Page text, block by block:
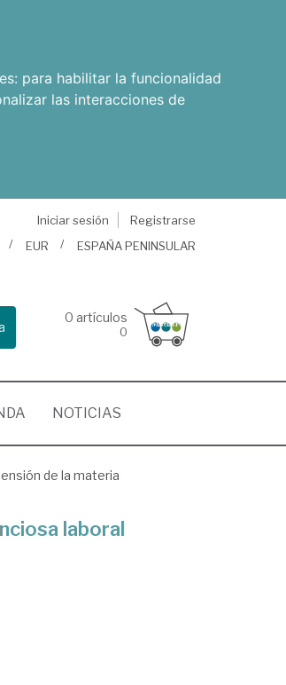
para habilitar la funcionalidad
las interacciones de
Iniciar sesión
Registrarse
EUR ESPAÑA PENINSULAR
0 artículos
0
NOTICIAS
de la materia
laboral